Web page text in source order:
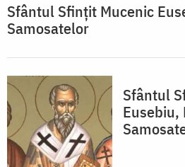
Sfântul Sfințit Mucenic
Samosatelor
Sfântul
Eusebiu,